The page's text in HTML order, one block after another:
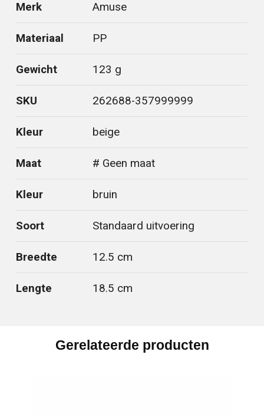
Merk Amuse
Materiaal PP
Gewicht 123 g
SKU 262688-357999999
Kleur beige
Maat # Geen maat
Kleur bruin
Soort Standaard uitvoering
Breedte 12.5 cm
Lengte 18.5 cm
Gerelateerde producten